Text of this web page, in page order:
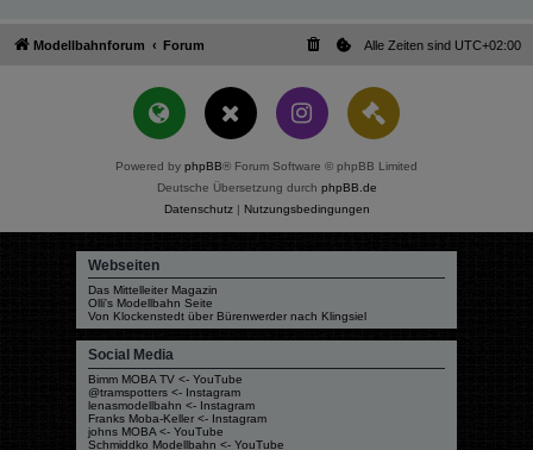
Modellbahnforum Forum Alle Zeiten sind UTC+02:00
Powered by phpBB® Forum Software © phpBB Limited
Deutsche Übersetzung durch phpBB.de
Datenschutz| Nutzungsbedingungen
Webseiten
Das Mittelleiter Magazin
Olli's Modellbahn Seite
Von Klockenstedt über Bürenwerder nach Klingsiel
Social Media
Bimm MOBA TV <- YouTube
@tramspotters <- Instagram
lenasmodellbahn <- Instagram
Franks Moba-Keller <- Instagram
johns MOBA <- YouTube
Schmiddko Modellbahn <- YouTube